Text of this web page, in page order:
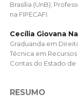
Brasília (UnB);
na FIPECAFI.
Cecília Giovana
Graduanda em
Técnica em
Contas do Estado de
RESUMO